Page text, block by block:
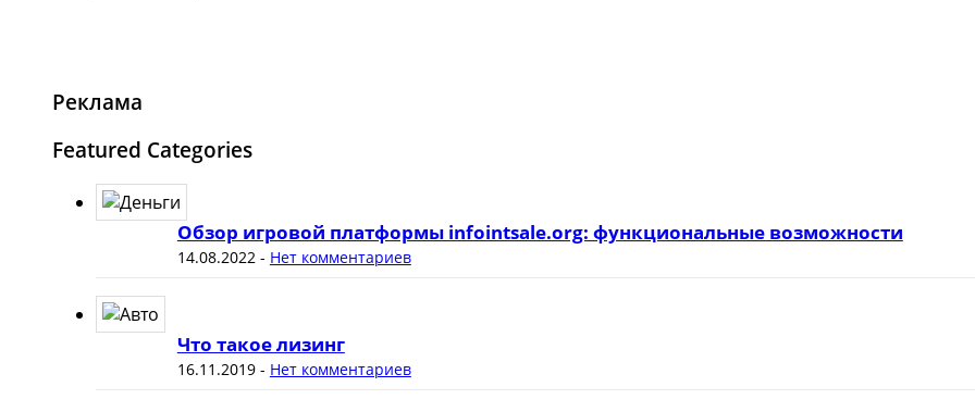
Реклама
Featured Categories
Обзор игровой платформы infointsale.org: функциональные возможности
14.08.2022 - Нет комментариев
Что такое лизинг
16.11.2019- Нет комментариев